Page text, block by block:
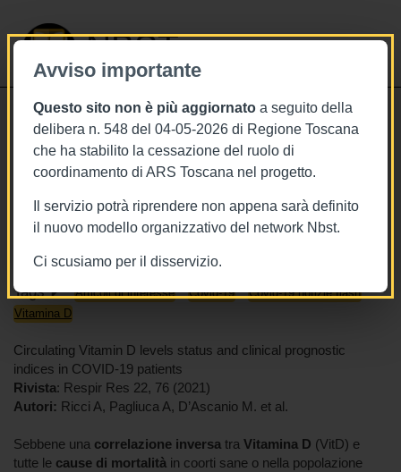
Avviso importante
Questo sito non è più aggiornato a seguito della
delibera n. 548 del 04-05-2026 di Regione Toscana
che ha stabilito la cessazione del ruolo di
coordinamento di ARS Toscana nel progetto.
Il servizio potrà riprendere non appena sarà definito
il nuovo modello organizzativo del network Nbst.
Ci scusiamo per il disservizio.
NBST
18/3/2021
Livelli di vitamina D e prognosi nei
pazienti Covid
Tags Articoli di interesse Covid-19
Covid-19 notizie flash
Vitamina D
Circulating Vitamin D levels status and clinical prognostic
indices in COVID-19 patients
Rivista: Respir Res 22, 76 (2021)
Autori: Ricci A, Pagliuca A, D’Ascanio M. et al.
Sebbene una correlazione inversa tra Vitamina D (VitD) e
tutte le cause di mortalità in coorti sane o nella popolazione